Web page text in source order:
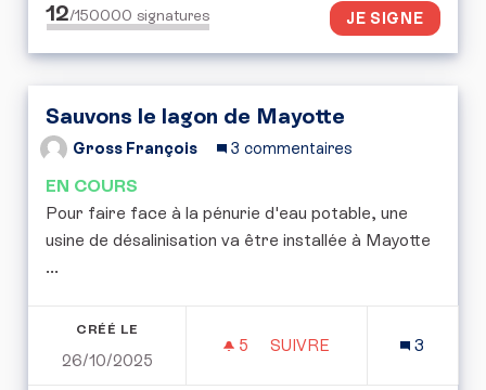
12/150000 signatures JE SIGNE
Sauvons le lagon de Mayotte
Gross François 3 commentaires
EN COURS
Pour faire face à la pénurie d'eau potable, une
usine de désalinisation va être installée à Mayotte
...
CRÉÉ LE
26/10/2025
5 5 ABONNÉS
SUIVRE
3